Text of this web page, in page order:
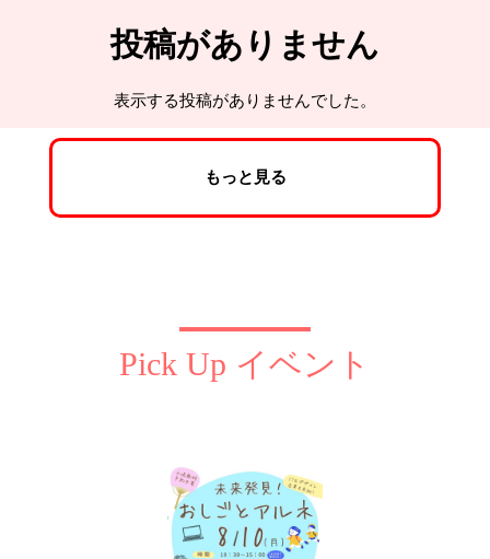
投稿がありません
表示する投稿がありませんでした。
もっと見る
Pick Up イベント